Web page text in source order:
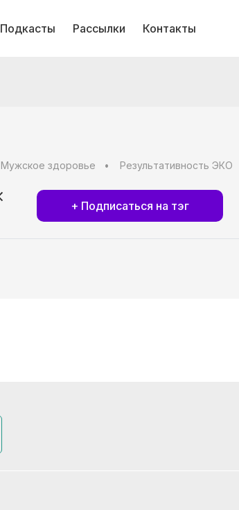
Подкасты Рассылки Контакты
Мужское здоровье Результативность ЭКО
+ Подписаться на тэг